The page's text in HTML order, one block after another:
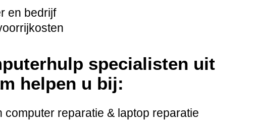
en bedrijf
specialisten uit
helpen u bij:
computer reparatie & laptop reparatie